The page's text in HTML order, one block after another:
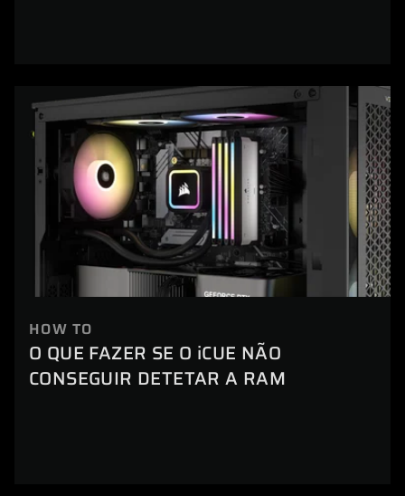
HOW TO
O QUE FAZER SE O iCUE NÃO
CONSEGUIR DETETAR A RAM